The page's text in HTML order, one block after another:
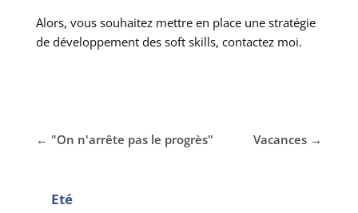
Alors, vous souhaitez mettre en place une stratégie
de développement des soft skills, contactez moi.
← "On n'arrête pas le progrès" Vacances →
Eté